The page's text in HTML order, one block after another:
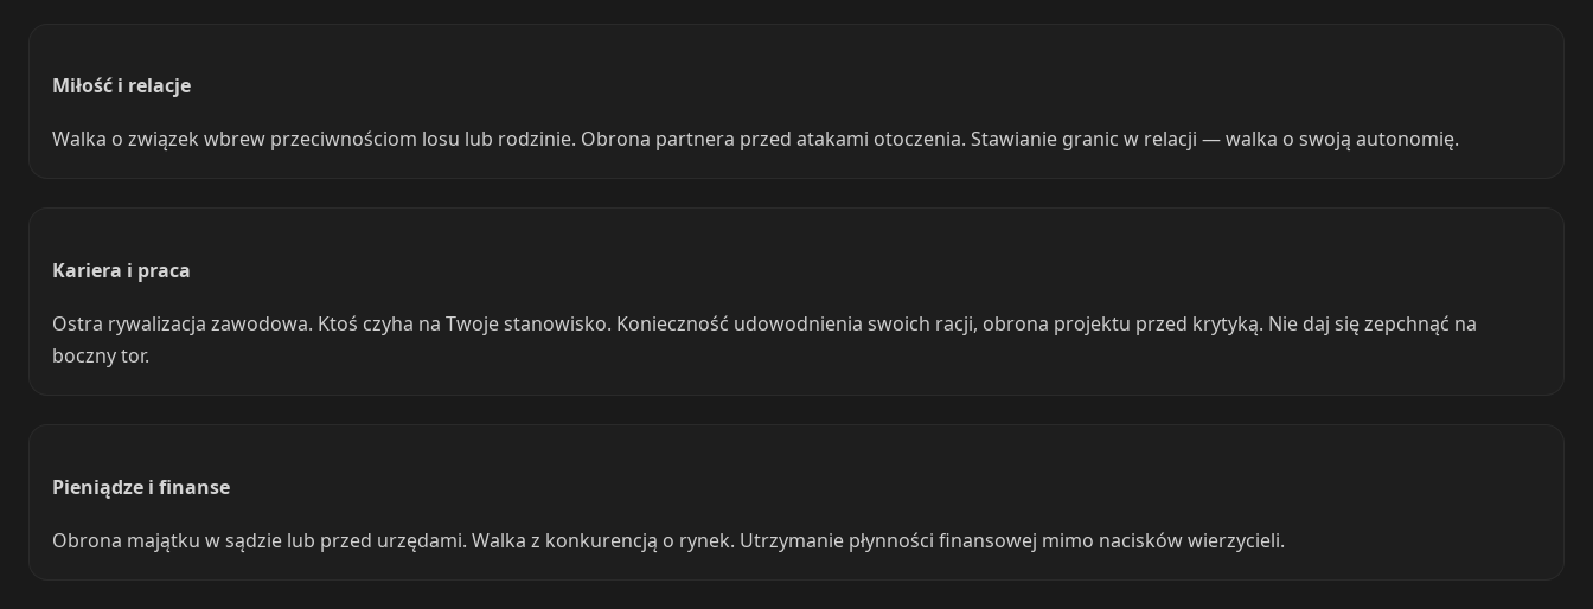
Miłość i relacje
Walka o związek wbrew przeciwnościom losu lub rodzinie. Obrona partnera przed atakami otoczenia. Stawianie granic w relacji — walka o swoją autonomię.
Kariera i praca
Ostra rywalizacja zawodowa. Ktoś czyha na Twoje stanowisko. Konieczność udowodnienia swoich racji, obrona projektu przed krytyką. Nie daj się zepchnąć na
boczny tor.
Pieniądze i finanse
Obrona majątku w sądzie lub przed urzędami. Walka z konkurencją o rynek. Utrzymanie płynności finansowej mimo nacisków wierzycieli.